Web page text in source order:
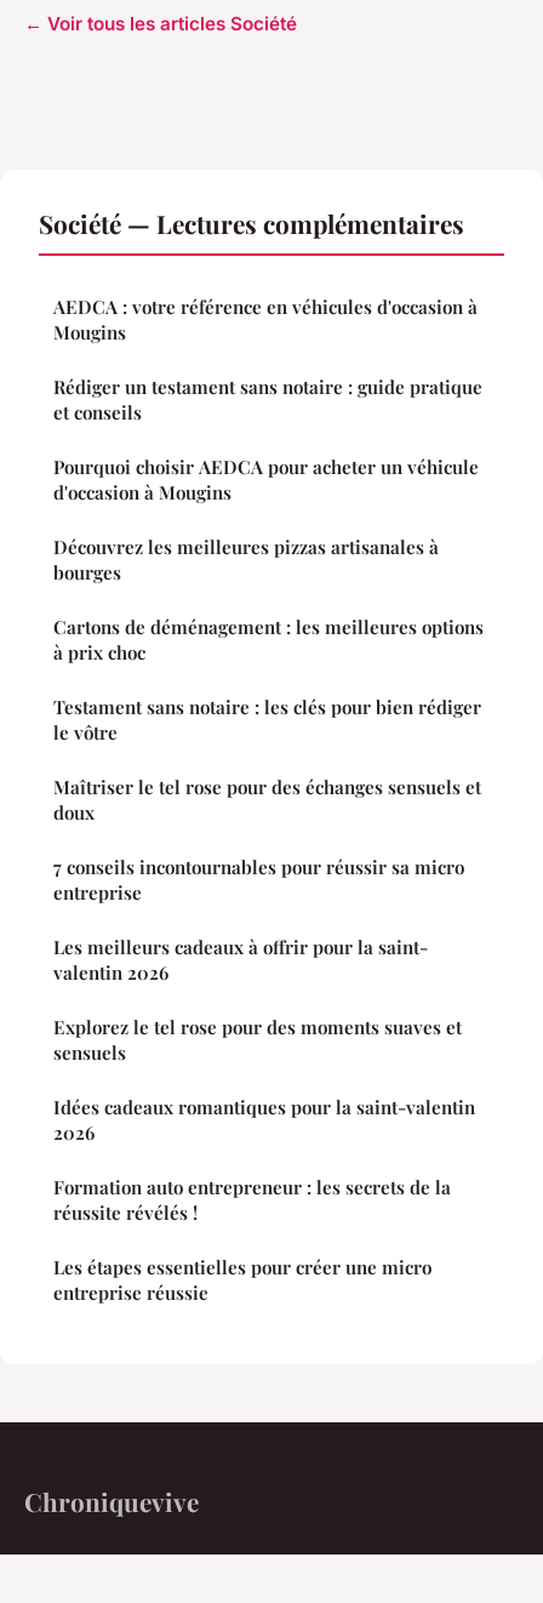
← Voir tous les articles Société
Société — Lectures complémentaires
AEDCA : votre référence en véhicules d'occasion à
Mougins
Rédiger un testament sans notaire : guide pratique
et conseils
Pourquoi choisir AEDCA pour acheter un véhicule
d'occasion à Mougins
Découvrez les meilleures pizzas artisanales à
bourges
Cartons de déménagement : les meilleures options
à prix choc
Testament sans notaire : les clés pour bien rédiger
le vôtre
Maîtriser le tel rose pour des échanges sensuels et
doux
7 conseils incontournables pour réussir sa micro
entreprise
Les meilleurs cadeaux à offrir pour la saint-
valentin 2026
Explorez le tel rose pour des moments suaves et
sensuels
Idées cadeaux romantiques pour la saint-valentin
2026
Formation auto entrepreneur : les secrets de la
réussite révélés !
Les étapes essentielles pour créer une micro
entreprise réussie
Chroniquevive